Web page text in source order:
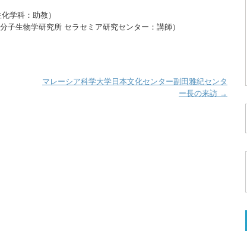
学科：助教）
物学研究所 セラセミア研究センター：講師）
マレーシア科学大学日本文化センター副田雅紀センタ
ー長の来訪 →